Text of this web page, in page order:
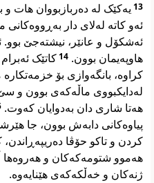
13 یەکێک لە دەربازبووان هات و
ئەو کاتە لەلای دار
ئەشکۆل و عانێر، نیشتەجێ بوو.
هاوپەیمان بوون. 14کاتێک
کراوە، بانگەوازی بۆ
لەدایکبووی ماڵەکەی بوون و
هەتا شاری دان بەدوایان کەوت.
پیاوەکانی دابەش بوون، جا
کردن و تاکو حۆڤا
هەموو شتومەکەکان و هەروەها
ژنەکان و خەڵکەکەی هێنایەوە.